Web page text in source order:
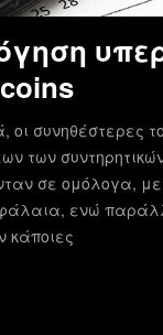
οι συνηθέστερες
των
σε ομόλογα,
ενώ
κάποιες